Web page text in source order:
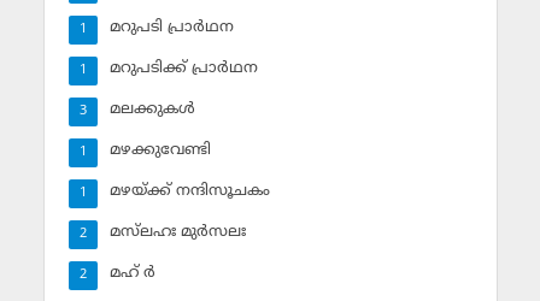
മറുപടി പ്രാര്‍ഥന
1
മറുപടിക്ക് പ്രാര്‍ഥന
1
മലക്കുകള്‍
3
മഴക്കുവേണ്ടി
1
മഴയ്ക്ക് നന്ദിസൂചകം
1
മസ്‌ലഹഃ മുര്‍സലഃ
2
മഹ് ര്‍
2